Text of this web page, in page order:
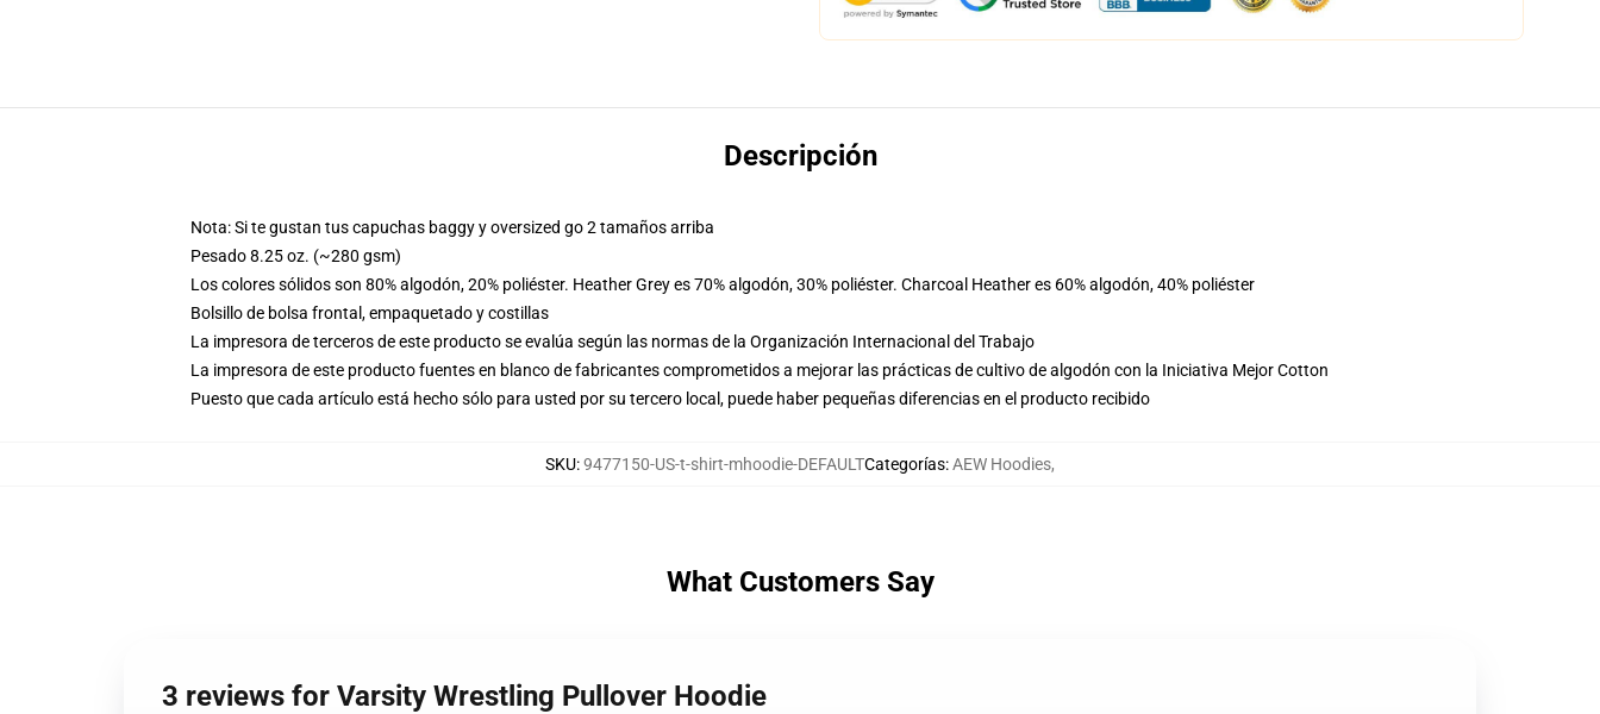
Descripción
Nota: Si te gustan tus capuchas baggy y oversized go 2 tamaños arriba
Pesado 8.25 oz. (~280 gsm)
Los colores sólidos son 80% algodón, 20% poliéster. Heather Grey es 70% algodón, 30% poliéster. Charcoal Heather es 60% algodón, 40% poliéster
Bolsillo de bolsa frontal, empaquetado y costillas
La impresora de terceros de este producto se evalúa según las normas de la Organización Internacional del Trabajo
La impresora de este producto fuentes en blanco de fabricantes comprometidos a mejorar las prácticas de cultivo de algodón con la Iniciativa Mejor Cotton
Puesto que cada artículo está hecho sólo para usted por su tercero local, puede haber pequeñas diferencias en el producto recibido
SKU:9477150-US-t-shirt-mhoodie-DEFAULTCategorías:AEW Hoodies,
What Customers Say
3 reviews for Varsity Wrestling Pullover Hoodie